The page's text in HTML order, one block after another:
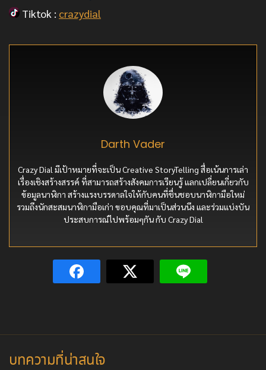
Tiktok : crazydial
Darth Vader
Crazy Dial มีเป้าหมายที่จะเป็น Creative StoryTelling สื่อเน้นการเล่า
เรื่องเชิงสร้างสรรค์ ที่สามารถสร้างสังคมการเรียนรู้ แลกเปลี่ยนเกี่ยวกับ
ข้อมูลนาฬิกา สร้างแรงบรรดาลใจให้กับคนที่ชื่นชอบนาฬิกามือใหม่
รวมถึงนักสะสมนาฬิกามือเก่า ขอบคุณที่มาเป็นส่วนนึง และร่วมแบ่งบัน
ประสบการณ์ไปพร้อมๆกัน กับ Crazy Dial
บทความที่น่าสนใจ